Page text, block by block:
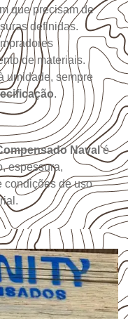
que precisam de
definidas.
de materiais.
umidade, sempre
.
Naval é
espessura,
condições de uso